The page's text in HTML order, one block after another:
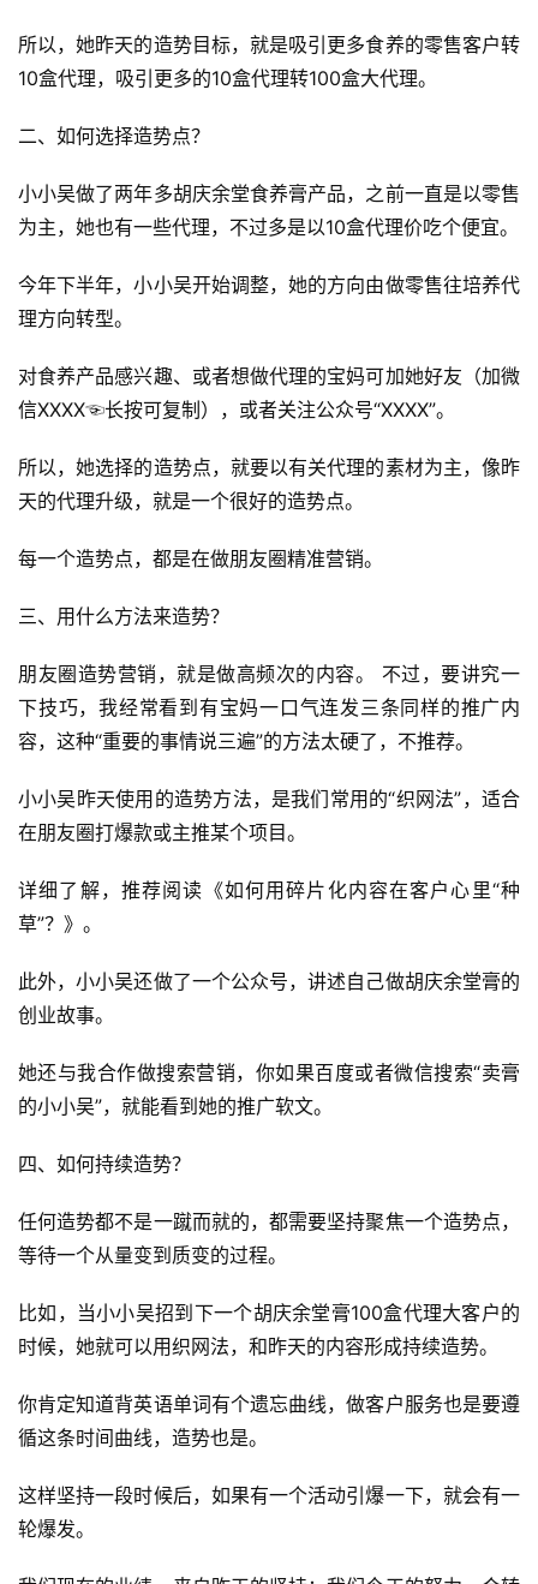
所以，她昨天的造势目标，就是吸引更多食养的零售客户转
10盒代理，吸引更多的10盒代理转100盒大代理。
二、如何选择造势点？
小小吴做了两年多胡庆余堂食养膏产品，之前一直是以零售
为主，她也有一些代理，不过多是以10盒代理价吃个便宜。
今年下半年，小小吴开始调整，她的方向由做零售往培养代
理方向转型。
对食养产品感兴趣、或者想做代理的宝妈可加她好友（加微
信XXXX☜长按可复制），或者关注公众号“XXXX”。
所以，她选择的造势点，就要以有关代理的素材为主，像昨
天的代理升级，就是一个很好的造势点。
每一个造势点，都是在做朋友圈精准营销。
三、用什么方法来造势？
朋友圈造势营销，就是做高频次的内容。 不过，要讲究一
下技巧，我经常看到有宝妈一口气连发三条同样的推广内
容，这种“重要的事情说三遍”的方法太硬了，不推荐。
小小吴昨天使用的造势方法，是我们常用的“织网法”，适合
在朋友圈打爆款或主推某个项目。
详细了解，推荐阅读《如何用碎片化内容在客户心里“种
草”？》。
此外，小小吴还做了一个公众号，讲述自己做胡庆余堂膏的
创业故事。
她还与我合作做搜索营销，你如果百度或者微信搜索“卖膏
的小小吴”，就能看到她的推广软文。
四、如何持续造势？
任何造势都不是一蹴而就的，都需要坚持聚焦一个造势点，
等待一个从量变到质变的过程。
比如，当小小吴招到下一个胡庆余堂膏100盒代理大客户的
时候，她就可以用织网法，和昨天的内容形成持续造势。
你肯定知道背英语单词有个遗忘曲线，做客户服务也是要遵
循这条时间曲线，造势也是。
这样坚持一段时候后，如果有一个活动引爆一下，就会有一
轮爆发。